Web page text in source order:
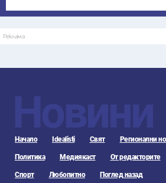
Реклама
Новини
Начало Idealisti Свят Регионални
Политика Медиякаст От редакторите
Спорт Любопитно Поглед назад